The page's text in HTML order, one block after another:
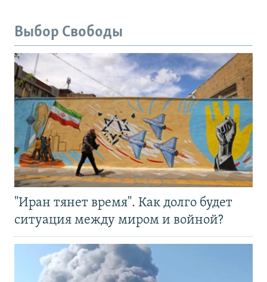
Выбор Свободы
"Иран тянет время". Как долго будет
ситуация между миром и войной?